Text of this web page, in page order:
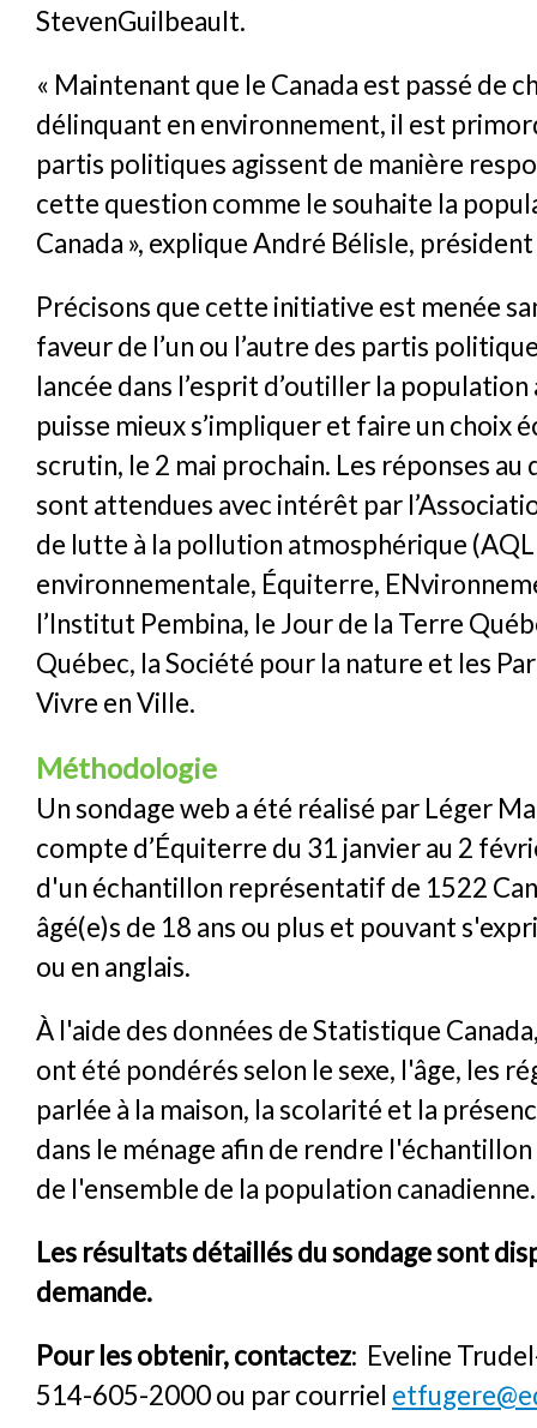
StevenGuilbeault.
« Maintenant que le Canada est passé de
délinquant en environnement, il est
partis politiques agissent de manière
cette question comme le souhaite la
Canada », explique André Bélisle,
Précisons que cette initiative est menée
faveur de l’un ou l’autre des partis
lancée dans l’esprit d’outiller la population
puisse mieux s’impliquer et faire un choix
scrutin, le 2 mai prochain. Les réponses au
sont attendues avec intérêt par
de lutte à la pollution atmosphérique
environnementale, Équiterre,
l’Institut Pembina, le Jour de la Terre
Québec, la Société pour la nature et les
Vivre en Ville.
Méthodologie
Un sondage web a été réalisé par Léger
compte d’Équiterre du 31 janvier au 2
d'un échantillon représentatif de 1522
âgé(e)s de 18 ans ou plus et pouvant
ou en anglais.
À l'aide des données de Statistique
ont été pondérés selon le sexe, l'âge, les
parlée à la maison, la scolarité et la
dans le ménage afin de rendre
de l'ensemble de la population canadienne.
Les résultats détaillés du sondage sont
demande.
Pour les obtenir, contactez: Eveline
514-605-2000 ou par courriel